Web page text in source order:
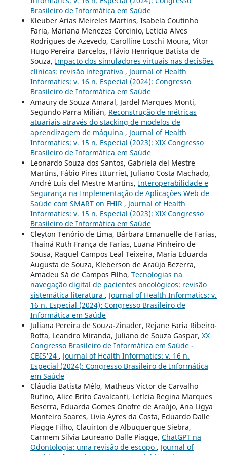
Brasileiro de Informática em Saúde
Kleuber Arias Meireles Martins, Isabela Coutinho
Faria, Mariana Menezes Corcinio, Leticia Alves
Rodrigues de Azevedo, Carolline Loschi Moura, Vitor
Hugo Pereira Barcelos, Flávio Henrique Batista de
Souza, Impacto dos simuladores virtuais nas decisões
clínicas: revisão integrativa , Journal of Health
Informatics: v. 16 n. Especial (2024): Congresso
Brasileiro de Informática em Saúde
Amaury de Souza Amaral, Jardel Marques Monti,
Segundo Parra Milián, Reconstrução de métricas
atuariais através do stacking de modelos de
aprendizagem de máquina , Journal of Health
Informatics: v. 15 n. Especial (2023): XIX Congresso
Brasileiro de Informática em Saúde
Leonardo Souza dos Santos, Gabriela del Mestre
Martins, Fábio Pires Itturriet, Juliano Costa Machado,
André Luís del Mestre Martins, Interoperabilidade e
Segurança na Implementação de Aplicações Web de
Saúde com SMART on FHIR , Journal of Health
Informatics: v. 15 n. Especial (2023): XIX Congresso
Brasileiro de Informática em Saúde
Cleyton Tenório de Lima, Bárbara Emanuelle de Farias,
Thainá Ruth França de Farias, Luana Pinheiro de
Sousa, Raquel Campos Leal Teixeira, Maria Eduarda
Augusta de Souza, Kleberson de Araújo Bezerra,
Amadeu Sá de Campos Filho, Tecnologias na
navegação digital de pacientes oncológicos: revisão
sistemática literatura , Journal of Health Informatics: v.
16 n. Especial (2024): Congresso Brasileiro de
Informática em Saúde
Juliana Pereira de Souza-Zinader, Rejane Faria Ribeiro-
Rotta, Leandro Miranda, Juliano de Souza Gaspar, XX
Congresso Brasileiro de Informática em Saúde -
CBIS'24 , Journal of Health Informatics: v. 16 n.
Especial (2024): Congresso Brasileiro de Informática
em Saúde
Cláudia Batista Mélo, Matheus Victor de Carvalho
Rufino, Alice Brito Cavalcanti, Letícia Regina Marques
Beserra, Eduarda Gomes Onofre de Araújo, Ana Ligya
Monteiro Soares, Livia Ayres da Costa, Eduardo Dalle
Piagge Filho, Clauirton de Albuquerque Siebra,
Carmem Silvia Laureano Dalle Piagge, ChatGPT na
Odontologia: uma revisão de escopo , Journal of